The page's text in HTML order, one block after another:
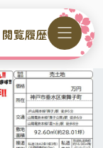
閲覧履歴